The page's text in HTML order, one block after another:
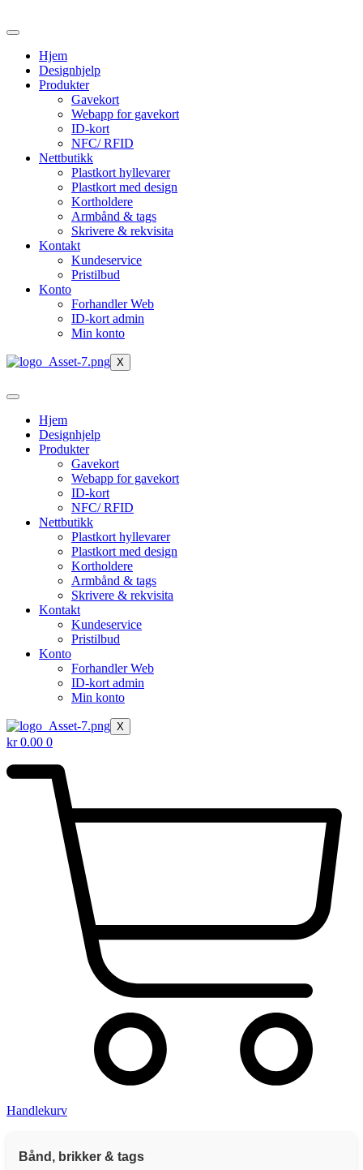
to
contentHjem
Designhjelp
Produkter
Gavekort
Webapp for gavekort
ID-kort
NFC/ RFID
Nettbutikk
Plastkort hyllevarer
Plastkort med design
Kortholdere
Armbånd & tags
Skrivere & rekvisita
Kontakt
Kundeservice
Pristilbud
Konto
Forhandler Web
ID-kort admin
Min konto
X
Hjem
Designhjelp
Produkter
Gavekort
Webapp for gavekort
ID-kort
NFC/ RFID
Nettbutikk
Plastkort hyllevarer
Plastkort med design
Kortholdere
Armbånd & tags
Skrivere & rekvisita
Kontakt
Kundeservice
Pristilbud
Konto
Forhandler Web
ID-kort admin
Min konto
X
kr0.00 0
Handlekurv
Bånd, brikker & tags